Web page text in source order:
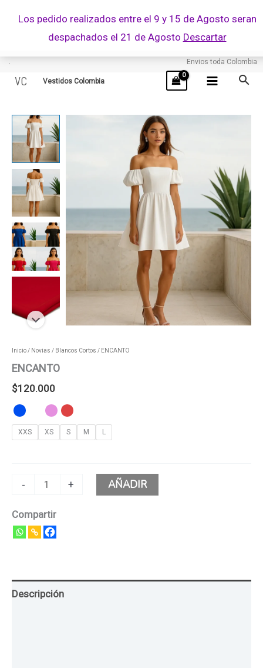
Los pedido realizados entre el 9 y 15 de Agosto seran
despachados el 21 de Agosto Descartar
. Envios toda Colombia
VC Vestidos Colombia
Inicio/ Novias / Blancos Cortos / ENCANTO
ENCANTO
$120.000
XXS XS S M L
-
ENCANTO
cantidad
+ AÑADIR
Compartir
Descripción